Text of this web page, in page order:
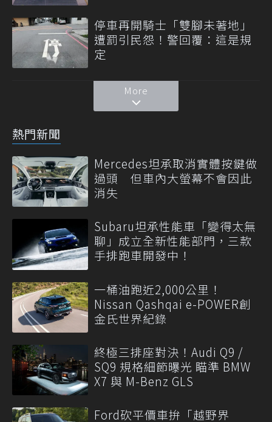
停車再開騎士「雙腳未著地」
遭罰引民怨！警回覆：這是規
定
More
熱門新聞
Mercedes坦承取消實體按鍵做
過頭 但車內大螢幕不會因此
消失
Subaru坦承性能車「變得太無
聊」成立全新性能部門，三款
手排跑車開發中！
一桶油跑近2,000公里！
Nissan Qashqai e-POWER創
金氏世界紀錄
終極三排座對決！Audi Q9 /
SQ9 規格細節曝光 瞄準 BMW
X7 與 M-Benz GLS
Ford砍平價車拚「越野界